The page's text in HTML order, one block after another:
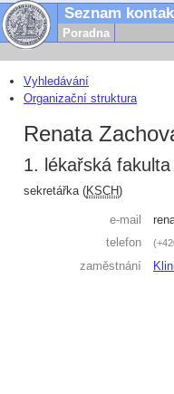
Seznam
Poradna
Vyhledávání
Organizační struktura
Renata
1. lékařská fakulta
sekretářka (KSCH)
e-mail
telefon
zaměstnání